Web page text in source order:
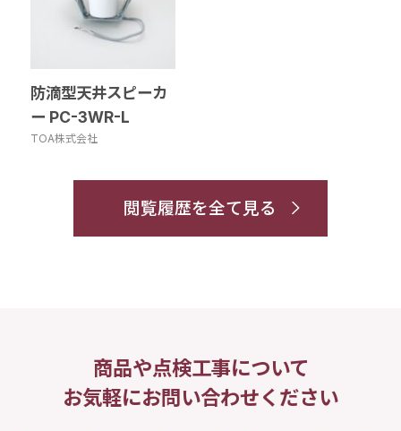
防滴型天井スピーカ
ー PC-3WR-L
TOA株式会社
閲覧履歴を全て見る
商品や点検工事について
お気軽にお問い合わせください